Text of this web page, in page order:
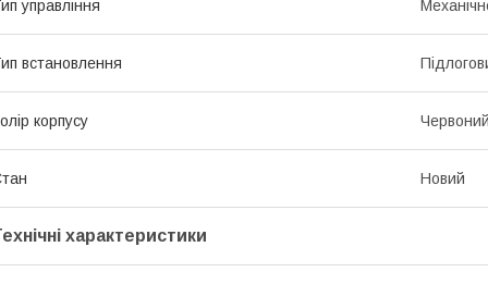
управління
встановлення
корпусу Червоний
Новий
характеристики